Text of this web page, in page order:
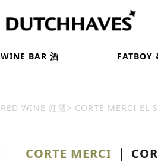
WINE BAR 酒 FATBOY
RED WINE 紅酒 CORTE MERCI EL
CORTE MERCI ｜